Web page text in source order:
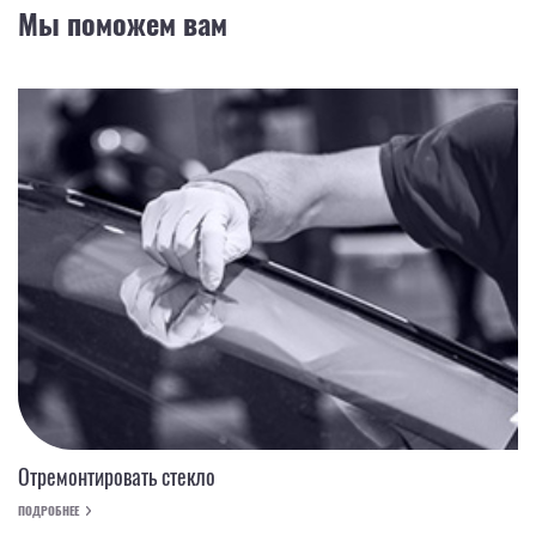
Мы поможем вам
Отремонтировать стекло
ПОДРОБНЕЕ